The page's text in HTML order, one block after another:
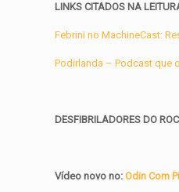
LINKS CITADOS NA
Febrini no MachineCast:
Podirlanda – Podcast que
DESFIBRILADORES DO
Vídeo novo no:Odin Com